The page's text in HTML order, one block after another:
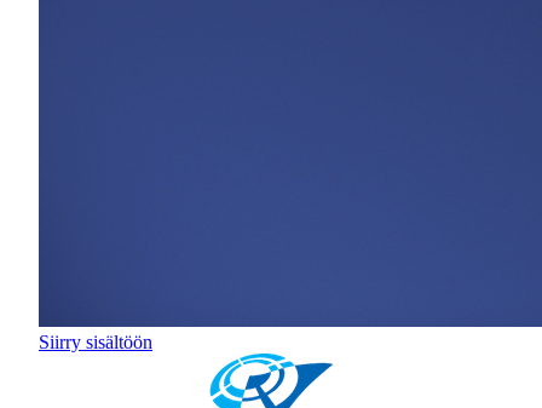
Siirry sisältöön